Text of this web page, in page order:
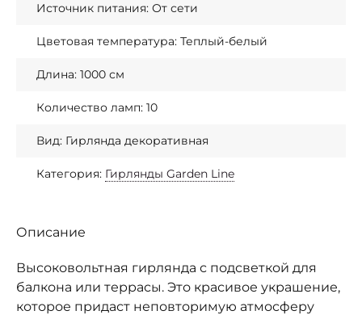
Источник питания: От сети
Цветовая температура: Теплый-белый
Длина: 1000 см
Количество ламп: 10
Вид: Гирлянда декоративная
Категория: Гирлянды Garden Line
Описание
Высоковольтная гирлянда с подсветкой для
балкона или террасы. Это красивое украшение,
которое придаст неповторимую атмосферу